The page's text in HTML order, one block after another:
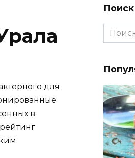
для
в
Поиск
Search
for: